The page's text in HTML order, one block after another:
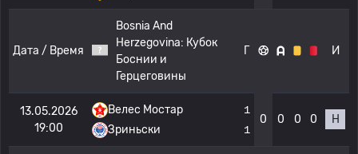
Дата / Время
Bosnia And
Herzegovina: Кубок
Боснии и
Герцеговины
Г И
13.05.2026
19:00
Велес Мостар
Зриньски
1
1
0 0 0 0 Н